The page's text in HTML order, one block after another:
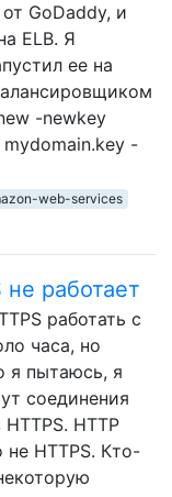
GoDaddy, и
ELB. Я
ее на
-newkey
-
web-services
не работает
работать с
часа, но
я пытаюсь, я
соединения
HTTP
не HTTPS. Кто-